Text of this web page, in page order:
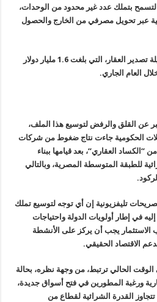
بتملك عدد غير محدود من الوحدات،
عبر تحويل مصرفي من الخارج والحصول
كما تستهدف الحكومة زيادة حصيلة تصدير العقار، التي بلغت 1.6 مليار دولار
العام الجاري.
عن القلق والرفض لتوسيع هذا الملف،
الحكومية جاءت نتاج ضغوط من شركات
من “الكساد العقاري“، بعد قيامها ببناء
للطبقة المتوسطة المصرية، وبالتالي
.
تليفزيونية إن أي توجه لتوسيع تملك
في إطار أولويات الدولة واحتياجات
يجب أن يركز على الأنشطة
الاقتصاد الحقيقي.
الحالي ترتبط، من وجهة نظره، بحالة
ورغبة المطورين في فتح أسواق جديدة،
القدرة الشرائية لقطاع من